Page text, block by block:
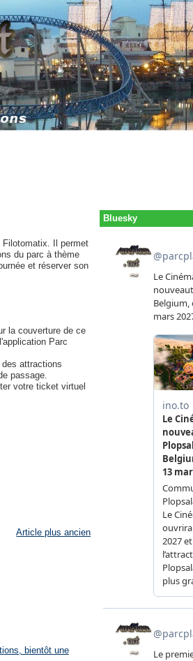
Il permet
du parc à thème
et réserver son
la couverture de ce
Parc
attractions
passage.
votre ticket virtuel
Article plus ancien
bientôt une
Bluesky